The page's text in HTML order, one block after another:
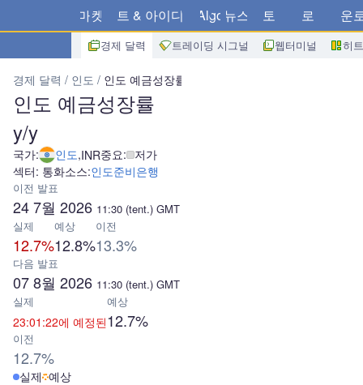
마켓 차트 & 아이디어 Algo 뉴스 스토어 브로커 다운
경제 달력 트레이딩 시그널 웹터미널 히
경제 달력 인도 인도 예금성장률 y/y
인도 예금성장률
y/y
국가: 인도,INR중요: 저가
섹터: 통화소스:인도준비은행
이전 발표
24 7월 2026 11:30 (tent.) GMT
실제
12.7%
예상
12.8%
이전
13.3%
다음 발표
07 8월 2026 11:30 (tent.) GMT
실제
23:01:22에 예정된
예상
12.7%
이전
12.7%
실제 예상